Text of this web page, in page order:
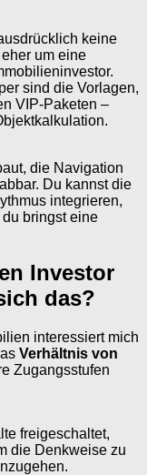
keine
um eine
sind die Vorlagen,
VIP-Paketen –
die Navigation
Du kannst die
integrieren,
bringst eine
Investor
das?
interessiert mich
Verhältnis von
Zugangsstufen
freigeschaltet,
die Denkweise zu